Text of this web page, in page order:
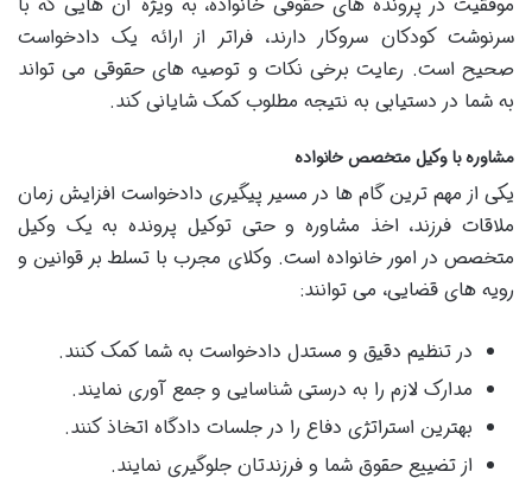
سرنوشت کودکان سروکار دارند، فراتر از ارائه یک دادخواست
صحیح است. رعایت برخی نکات و توصیه های حقوقی می تواند
به شما در دستیابی به نتیجه مطلوب کمک شایانی کند.
مشاوره با وکیل متخصص خانواده
یکی از مهم ترین گام ها در مسیر پیگیری دادخواست افزایش زمان
ملاقات فرزند، اخذ مشاوره و حتی توکیل پرونده به یک وکیل
متخصص در امور خانواده است. وکلای مجرب با تسلط بر قوانین و
رویه های قضایی، می توانند:
در تنظیم دقیق و مستدل دادخواست به شما کمک کنند.
مدارک لازم را به درستی شناسایی و جمع آوری نمایند.
بهترین استراتژی دفاع را در جلسات دادگاه اتخاذ کنند.
از تضییع حقوق شما و فرزندتان جلوگیری نمایند.